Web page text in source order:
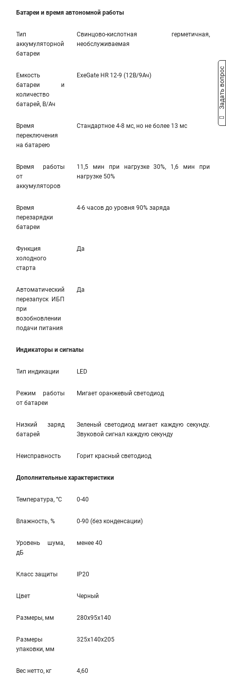
Батареи и время автономной работы
Тип
аккумуляторной
батареи
Свинцово-кислотная герметичная,
необслуживаемая
Емкость
батареи и
количество
батарей, В/Ач
ExeGate HR 12-9 (12В/9Ач)
Время
переключения
на батарею
Стандартное 4-8 мс, но не более 13 мс
Время работы
от
аккумуляторов
11,5 мин при нагрузке 30%, 1,6 мин при
нагрузке 50%
Время
перезарядки
батареи
4-6 часов до уровня 90% заряда
Функция
холодного
старта
Да
Автоматический
перезапуск ИБП
при
возобновлении
подачи питания
Да
Индикаторы и сигналы
Тип индикации LED
Режим работы
от батареи
Мигает оранжевый светодиод
Низкий заряд
батарей
Зеленый светодиод мигает каждую секунду.
Звуковой сигнал каждую секунду
Неисправность Горит красный светодиод
Дополнительные характеристики
Температура, °С 0-40
Влажность, % 0-90 (без конденсации)
Уровень шума,
дБ
менее 40
Класс защиты IP20
Цвет Черный
Размеры, мм 280x95x140
Размеры
упаковки, мм
325x140x205
Вес нетто, кг 4,60
Задать вопрос